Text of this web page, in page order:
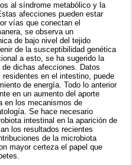
al síndrome metabólico y la
afecciones pueden estar
vías que conectan el
se observa un
de bajo nivel del tejido
de la susceptibilidad genética
a esto, se ha sugerido la
dichas afecciones. Datos
en el intestino, puede
de energía. Todo lo anterior
en un aumento del aporte
en los mecanismos de
Se hace necesario
intestinal en la aparición de
los resultados recientes
de la microbiota
mayor certeza el papel que